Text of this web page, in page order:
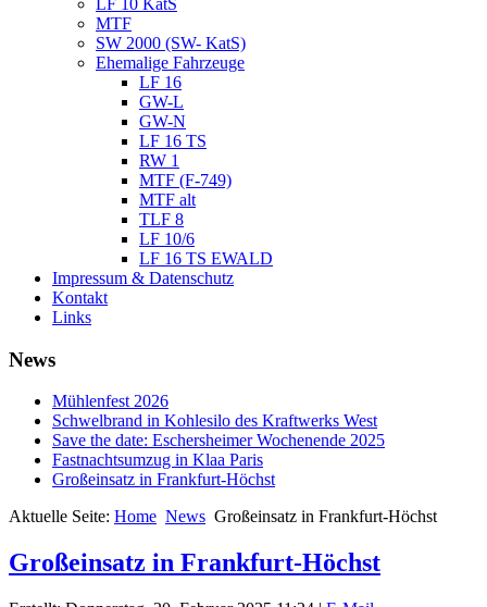
LF 10 KatS
MTF
SW 2000 (SW- KatS)
Ehemalige Fahrzeuge
LF 16
GW-L
GW-N
LF 16 TS
RW 1
MTF (F-749)
MTF alt
TLF 8
LF 10/6
LF 16 TS EWALD
Impressum & Datenschutz
Kontakt
Links
News
Mühlenfest 2026
Schwelbrand in Kohlesilo des Kraftwerks West
Save the date: Eschersheimer Wochenende 2025
Fastnachtsumzug in Klaa Paris
Großeinsatz in Frankfurt-Höchst
Aktuelle Seite: Home News Großeinsatz in Frankfurt-Höchst
Großeinsatz in Frankfurt-Höchst